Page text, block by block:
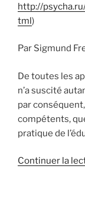
http://
tml)
Par Sigmund
De toutes les
n’a suscité
par
compétents,
pratique de
Continuer la